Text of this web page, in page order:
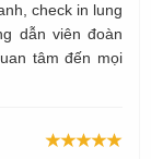
check in lung
dẫn viên đoàn
tâm đến mọi